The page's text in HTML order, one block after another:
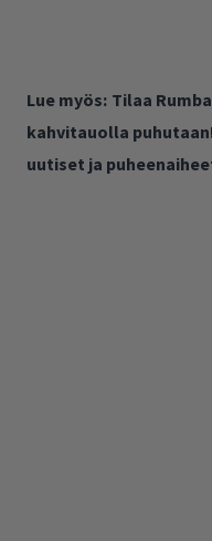
Lue myös: Tilaa
kahvitauolla
uutiset ja